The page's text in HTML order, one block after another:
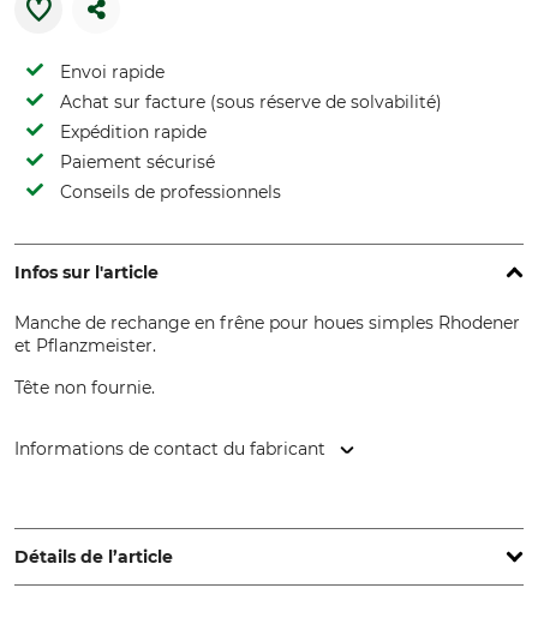
Envoi rapide
Achat sur facture (sous réserve de solvabilité)
Expédition rapide
Paiement sécurisé
Conseils de professionnels
Infos sur l'article
Manche de rechange en frêne pour houes simples Rhodener
et Pflanzmeister.
Tête non fournie.
Informations de contact du fabricant
Bispingen, Germany, www.dominicus.de
Détails de l’article